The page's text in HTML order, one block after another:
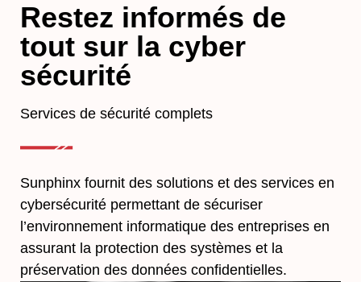
Restez informés de
tout sur la cyber
sécurité
Services de sécurité complets
Sunphinx fournit des solutions et des services en
cybersécurité permettant de sécuriser
l’environnement informatique des entreprises en
assurant la protection des systèmes et la
préservation des données confidentielles.